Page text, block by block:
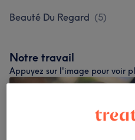
Beauté Du Regard (5)
Notre travail
Appuyez sur l'image pour voir